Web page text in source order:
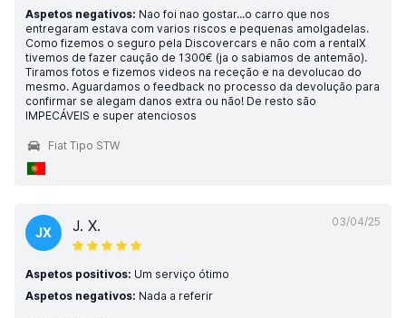
Aspetos negativos: Nao foi nao gostar...o carro que nos
entregaram estava com varios riscos e pequenas amolgadelas.
Como fizemos o seguro pela Discovercars e não com a rentalX
tivemos de fazer caução de 1300€ (ja o sabiamos de antemão).
Tiramos fotos e fizemos videos na receção e na devolucao do
mesmo. Aguardamos o feedback no processo da devolução para
confirmar se alegam danos extra ou não! De resto são
IMPECÁVEIS e super atenciosos
Fiat Tipo STW
03/04/25
JX J. X.
Aspetos positivos: Um serviço ótimo
Aspetos negativos: Nada a referir